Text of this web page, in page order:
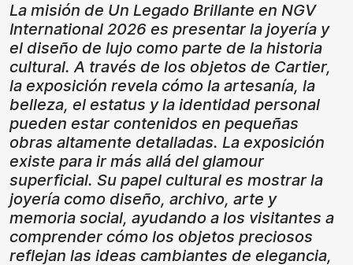
La misión de Un Legado Brillante en NGV
International 2026 es presentar la joyería y
el diseño de lujo como parte de la historia
cultural. A través de los objetos de Cartier,
la exposición revela cómo la artesanía, la
belleza, el estatus y la identidad personal
pueden estar contenidos en pequeñas
obras altamente detalladas. La exposición
existe para ir más allá del glamour
superficial. Su papel cultural es mostrar la
joyería como diseño, archivo, arte y
memoria social, ayudando a los visitantes a
comprender cómo los objetos preciosos
reflejan las ideas cambiantes de elegancia,